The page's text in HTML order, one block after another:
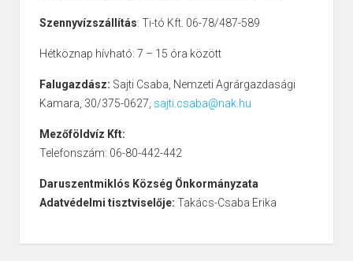
Szennyvízszállítás: Ti-tó Kft. 06-78/487-589
Hétköznap hívható: 7 – 15 óra között
Falugazdász: Sajti Csaba, Nemzeti Agrárgazdasági
Kamara, 30/375-0627, sajti.csaba@nak.hu
Mezőföldvíz Kft:
Telefonszám: 06-80-442-442
Daruszentmiklós Község Önkormányzata
Adatvédelmi tisztviselője: Takács-Csaba Erika